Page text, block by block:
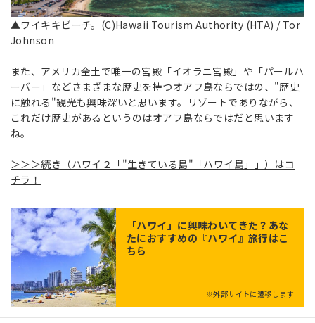
▲ワイキキビーチ。(C)Hawaii Tourism Authority (HTA) / Tor
Johnson
また、アメリカ全土で唯一の宮殿「イオラニ宮殿」や「パールハ
ーバー」などさまざまな歴史を持つオアフ島ならではの、"歴史
に触れる"観光も興味深いと思います。リゾートでありながら、
これだけ歴史があるというのはオアフ島ならではだと思います
ね。
＞＞＞続き（ハワイ２「"生きている島"「ハワイ島」」）はコ
チラ！
「ハワイ」に興味わいてきた？あな
たにおすすめの『ハワイ』旅行はこ
ちら
※外部サイトに遷移します